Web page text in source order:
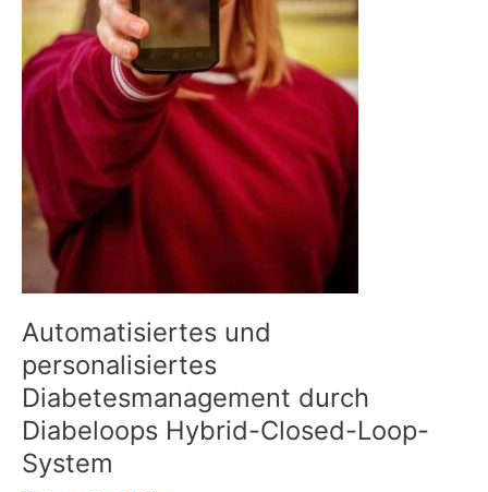
Automatisiertes und
personalisiertes
Diabetesmanagement durch
Diabeloops Hybrid-Closed-Loop-
System